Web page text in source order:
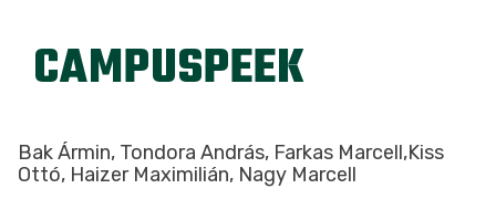
CAMPUSPEEK
Bak Ármin, Tondora András, Farkas Marcell,Kiss
Ottó, Haizer Maximilián, Nagy Marcell